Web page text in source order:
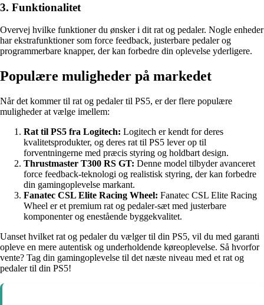
3. Funktionalitet
Overvej hvilke funktioner du ønsker i dit rat og pedaler. Nogle enheder
har ekstrafunktioner som force feedback, justerbare pedaler og
programmerbare knapper, der kan forbedre din oplevelse yderligere.
Populære muligheder på markedet
Når det kommer til rat og pedaler til PS5, er der flere populære
muligheder at vælge imellem:
Rat til PS5 fra Logitech: Logitech er kendt for deres
kvalitetsprodukter, og deres rat til PS5 lever op til
forventningerne med præcis styring og holdbart design.
Thrustmaster T300 RS GT: Denne model tilbyder avanceret
force feedback-teknologi og realistisk styring, der kan forbedre
din gamingoplevelse markant.
Fanatec CSL Elite Racing Wheel: Fanatec CSL Elite Racing
Wheel er et premium rat og pedaler-sæt med justerbare
komponenter og enestående byggekvalitet.
Uanset hvilket rat og pedaler du vælger til din PS5, vil du med garanti
opleve en mere autentisk og underholdende køreoplevelse. Så hvorfor
vente? Tag din gamingoplevelse til det næste niveau med et rat og
pedaler til din PS5!